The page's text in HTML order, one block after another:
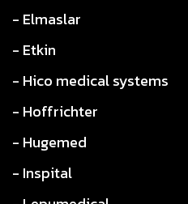
- Elmaslar
- Etkin
- Hico medical systems
- Hoffrichter
- Hugemed
- Inspital